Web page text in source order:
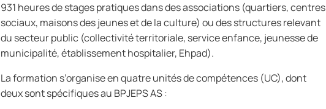
931 heures de stages pratiques dans des associations (quartiers, centres
sociaux, maisons des jeunes et de la culture) ou des structures relevant
du secteur public (collectivité territoriale, service enfance, jeunesse de
municipalité, établissement hospitalier, Ehpad).
La formation s’organise en quatre unités de compétences (UC), dont
deux sont spécifiques au BPJEPS AS: